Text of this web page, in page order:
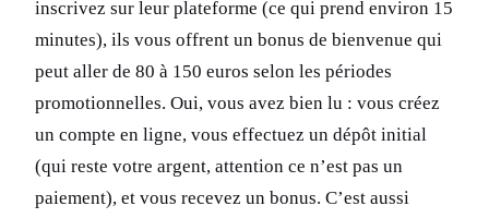
inscrivez sur leur plateforme (ce qui prend environ 15
minutes), ils vous offrent un bonus de bienvenue qui
peut aller de 80 à 150 euros selon les périodes
promotionnelles. Oui, vous avez bien lu : vous créez
un compte en ligne, vous effectuez un dépôt initial
(qui reste votre argent, attention ce n’est pas un
paiement), et vous recevez un bonus. C’est aussi